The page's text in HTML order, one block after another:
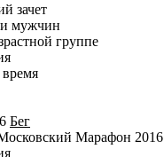
зачет
мужчин
группе
Бег
Марафон 2016